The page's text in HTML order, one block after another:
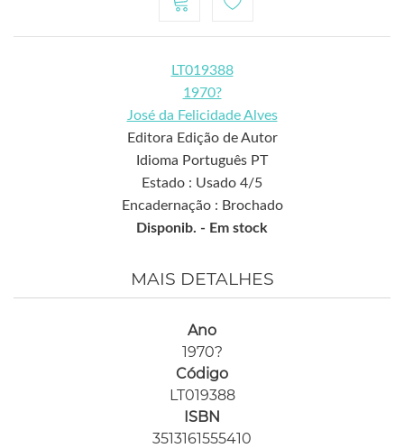
LT019388
1970?
José da Felicidade Alves
Editora Edição de Autor
Idioma Português PT
Estado : Usado 4/5
Encadernação : Brochado
Disponib. - Em stock
MAIS DETALHES
Ano
1970?
Código
LT019388
ISBN
3513161555410